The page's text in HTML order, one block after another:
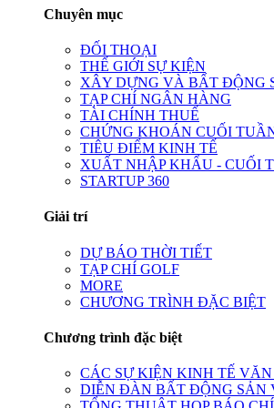
Chuyên mục
ĐỐI THOẠI
THẾ GIỚI SỰ KIỆN
XÂY DỰNG VÀ BẤT ĐỘNG
TẠP CHÍ NGÂN HÀNG
TÀI CHÍNH THUẾ
CHỨNG KHOÁN CUỐI
TIÊU ĐIỂM KINH TẾ
XUẤT NHẬP KHẨU - CUỐI
STARTUP 360
Giải trí
DỰ BÁO THỜI TIẾT
TẠP CHÍ GOLF
MORE
CHƯƠNG TRÌNH ĐẶC BIỆT
Chương trình đặc biệt
CÁC SỰ KIỆN KINH TẾ
DIỄN ĐÀN BẤT ĐỘNG SẢN